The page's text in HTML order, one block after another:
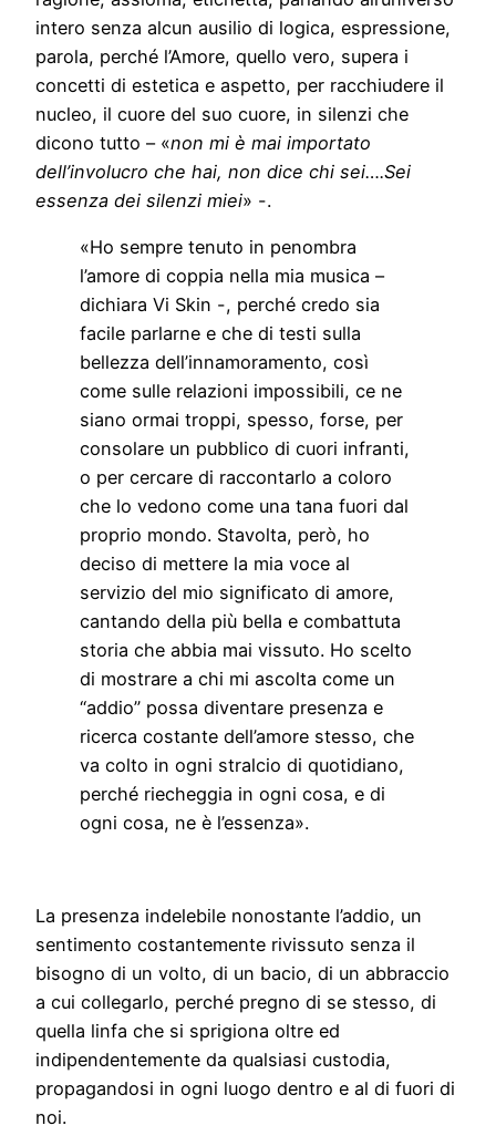
intero senza alcun ausilio di logica, espressione,
parola, perché l’Amore, quello vero, supera i
concetti di estetica e aspetto, per racchiudere il
nucleo, il cuore del suo cuore, in silenzi che
dicono tutto – «non mi è mai importato
dell’involucro che hai, non dice chi sei….Sei
essenza dei silenzi miei» -.
«Ho sempre tenuto in penombra
l’amore di coppia nella mia musica –
dichiara Vi Skin -, perché credo sia
facile parlarne e che di testi sulla
bellezza dell’innamoramento, così
come sulle relazioni impossibili, ce ne
siano ormai troppi, spesso, forse, per
consolare un pubblico di cuori infranti,
o per cercare di raccontarlo a coloro
che lo vedono come una tana fuori dal
proprio mondo. Stavolta, però, ho
deciso di mettere la mia voce al
servizio del mio significato di amore,
cantando della più bella e combattuta
storia che abbia mai vissuto. Ho scelto
di mostrare a chi mi ascolta come un
“addio” possa diventare presenza e
ricerca costante dell’amore stesso, che
va colto in ogni stralcio di quotidiano,
perché riecheggia in ogni cosa, e di
ogni cosa, ne è l’essenza».
La presenza indelebile nonostante l’addio, un
sentimento costantemente rivissuto senza il
bisogno di un volto, di un bacio, di un abbraccio
a cui collegarlo, perché pregno di se stesso, di
quella linfa che si sprigiona oltre ed
indipendentemente da qualsiasi custodia,
propagandosi in ogni luogo dentro e al di fuori di
noi.